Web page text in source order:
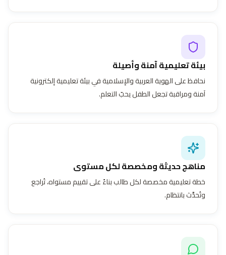
بيئة تعليمية آمنة وأصيلة
نحافظ على الهوية العربية والإسلامية في بيئة تعليمية إلكترونية
آمنة ومراقبة تجعل الطفل يحبّ التعلم.
مناهج حديثة ومخصصة لكل مستوى
خطة تعليمية مخصصة لكل طالب بناءً على تقييم مستواه، تُراجع
وتُحدَّث بانتظام.